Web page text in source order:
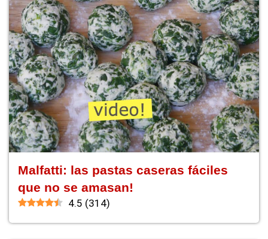
Malfatti: las pastas caseras fáciles
que no se amasan!
4.5 (314)